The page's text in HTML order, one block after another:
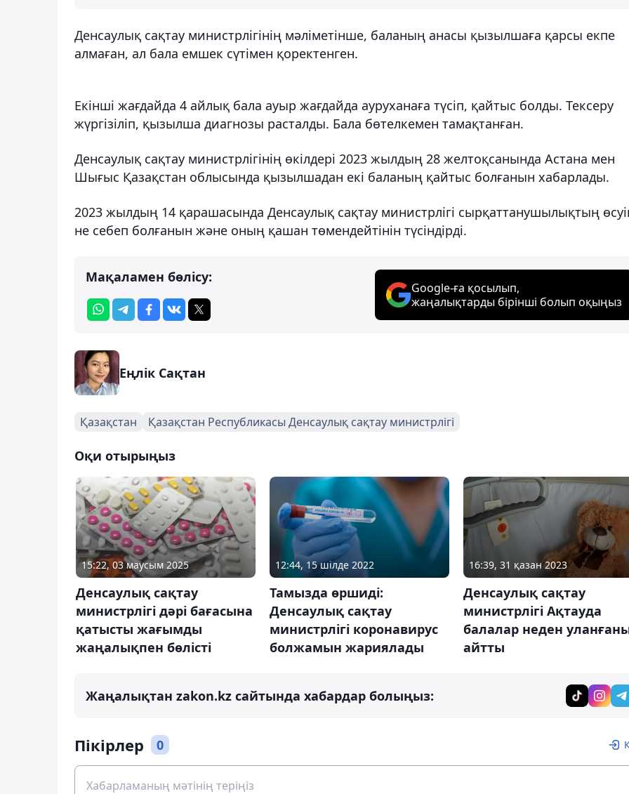
Денсаулық сақтау министрлігінің мәліметінше, баланың анасы қызылшаға қарсы екпе
алмаған, ал бала емшек сүтімен қоректенген.
Екінші жағдайда 4 айлық бала ауыр жағдайда ауруханаға түсіп, қайтыс болды. Тексеру
жүргізіліп, қызылша диагнозы расталды. Бала бөтелкемен тамақтанған.
Денсаулық сақтау министрлігінің өкілдері 2023 жылдың 28 желтоқсанында Астана мен
Шығыс Қазақстан облысында қызылшадан екі баланың қайтыс болғанын хабарлады.
2023 жылдың 14 қарашасында Денсаулық сақтау министрлігі сырқаттанушылықтың
не себеп болғанын және оның қашан төмендейтінін түсіндірді.
Мақаламен бөлісу:
Google-ға қосылып,
жаңалықтарды бірінші болып оқыңыз
Еңлік Сақтан
Қазақстан Қазақстан Республикасы Денсаулық сақтау министрлігі
Оқи отырыңыз
15:22, 03 маусым 2025
Денсаулық сақтау
министрлігі дәрі бағасына
қатысты жағымды
жаңалықпен бөлісті
12:44, 15 шілде 2022
Тамызда өршиді:
Денсаулық сақтау
министрлігі коронавирус
болжамын жариялады
16:39, 31 қазан 2023
Денсаулық сақтау
министрлігі Ақтауда
балалар неден
айтты
Жаңалықтан zakon.kz сайтында хабардар болыңыз:
Пікірлер 0